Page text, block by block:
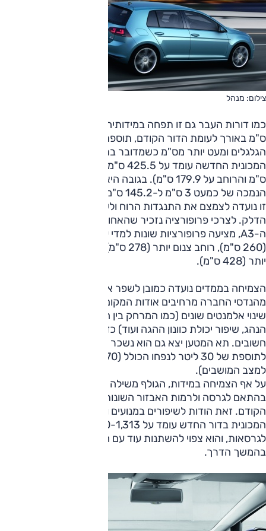
צילום: מנהל
הגלגלים ומעט יותר מס"מ כשמדובר ברוחב (האורך הכולל של
ס"מ והרוחב על 179.9 ס"מ). בגובה היא דווקא הצטמקה, עם
הנמכה של כמעט 3 ס"מ ל-145.2 ס"מ. לטענת מתכנניה פעולה
זו נועדה לצמצם את התנגדות הרוח ולשפר את הביצועים וצריכת
הדלק. לצרכי פרופורציה נזכיר שהאחות לפלטפורמה מבית אודי,
ה-A3, מציעה פרופורציות שונות למדי עם בסיס גלגלים קצר יותר
(260 ס"מ), רוחב צנום יותר (278 ס"מ) אך עם צללית ארוכה
יותר (428 ס"מ).
הצמיחה בממדים נועדה כמובן לשפר את מרווח הפנים כאשר
מהנדסי החברה מרחיבים אודות המקום הרב במושב האחורי ועל
שינוי אלמנטים שונים (כמו המרחק בין הדוושות, מיקום מושב
הנהג, שיפור יכולת כוונון ההגה ועוד) כדי לצבור סנטימטרים
חשובים. תא המטען יצא גם הוא נשכר מהתפיחה הכללית וזכה
למצב המושבים).
בהתאם לגרסה ולרמות האבזור השונות) ממשקלה ביחס לדור
הקודם. זאת הודות לשיפורים במנועים ובמבנה המכונית. משקל
לגרסאות, והוא צפוי להשתנות עוד עם הצגתן של גרסאות נוספות
בהמשך הדרך.